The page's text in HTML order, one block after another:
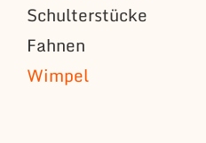
Schulterstücke
Fahnen
Wimpel